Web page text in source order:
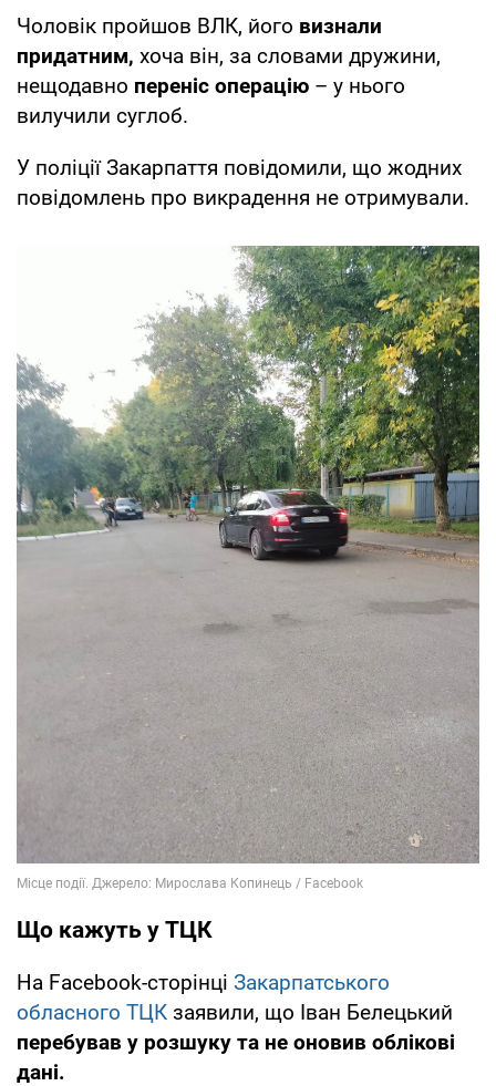
Чоловік пройшов ВЛК, його визнали
придатним, хоча він, за словами дружини,
нещодавно переніс операцію – у нього
вилучили суглоб.
У поліції Закарпаття повідомили, що жодних
повідомлень про викрадення не отримували.
Що кажуть у ТЦК
На Facebook-сторінці Закарпатського
обласного ТЦК заявили, що Іван Белецький
перебував у розшуку та не оновив облікові
дані.